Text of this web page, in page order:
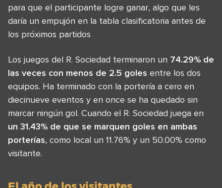
para que el participante logre ganar, algo que les
daría un empujón en la tabla clasificatoria antes de
los próximos partidos
Los juegos del R. Sociedad terminaron un 74.29% de
las veces con menos de 2.5 goles entre los dos
equipos. Ha terminado con la portería a cero en
diecinueve eventos y en once se ha quedado sin
marcar ningún gol. Cuando el R. Sociedad juega en
un 31.43% de que se marquen goles en ambas
porterías, como local un 11.76% y un 50.00% como
visitante.